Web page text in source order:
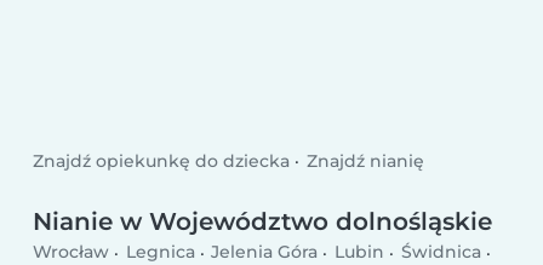
Znajdź opiekunkę do dziecka Znajdź nianię
Nianie w Województwo dolnośląskie
Wrocław Legnica Jelenia Góra Lubin
Świdnica